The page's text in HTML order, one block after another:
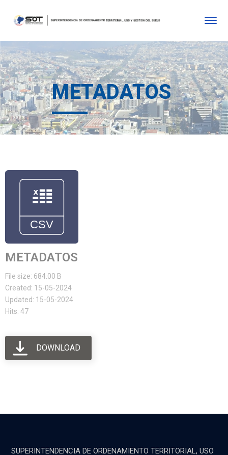
METADATOS
METADATOS
File size: 684.00 B
Created: 15-05-2024
Updated: 15-05-2024
Hits: 47
DOWNLOAD
SUPERINTENDENCIA DE ORDENAMIENTO TERRITORIAL, USO